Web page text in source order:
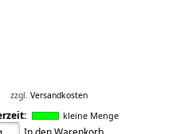
zzgl. Versandkosten
kleine Menge